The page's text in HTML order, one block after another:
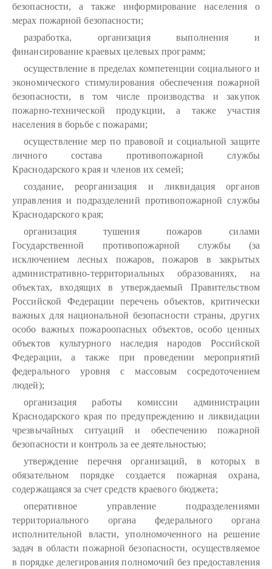
безопасности, а также информирование населения о
мерах пожарной безопасности;
разработка, организация выполнения и
финансирование краевых целевых программ;
осуществление в пределах компетенции социального и
экономического стимулирования обеспечения пожарной
безопасности, в том числе производства и закупок
пожарно-технической продукции, а также участия
населения в борьбе с пожарами;
осуществление мер по правовой и социальной защите
личного состава противопожарной службы
Краснодарского края и членов их семей;
создание, реорганизация и ликвидация органов
управления и подразделений противопожарной службы
Краснодарского края;
организация тушения пожаров силами
Государственной противопожарной службы (за
исключением лесных пожаров, пожаров в закрытых
административно-территориальных образованиях, на
объектах, входящих в утверждаемый Правительством
Российской Федерации перечень объектов, критически
важных для национальной безопасности страны, других
особо важных пожароопасных объектов, особо ценных
объектов культурного наследия народов Российской
Федерации, а также при проведении мероприятий
федерального уровня с массовым сосредоточением
людей);
организация работы комиссии администрации
Краснодарского края по предупреждению и ликвидации
чрезвычайных ситуаций и обеспечению пожарной
безопасности и контроль за ее деятельностью;
утверждение перечня организаций, в которых в
обязательном порядке создается пожарная охрана,
содержащаяся за счет средств краевого бюджета;
оперативное управление подразделениями
территориального органа федерального органа
исполнительной власти, уполномоченного на решение
задач в области пожарной безопасности, осуществляемое
в порядке делегирования полномочий без предоставления